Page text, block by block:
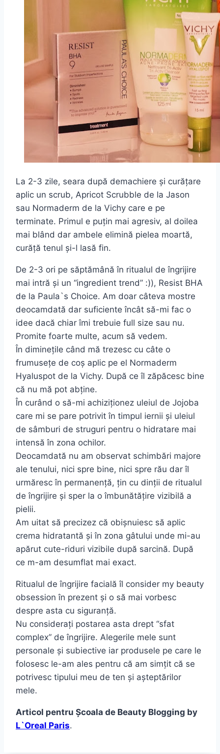
La 2-3 zile, seara după demachiere și curățare
aplic un scrub, Apricot Scrubble de la Jason
sau Normaderm de la Vichy care e pe
terminate. Primul e puțin mai agresiv, al doilea
mai blând dar ambele elimină pielea moartă,
curăță tenul și-l lasă fin.
De 2-3 ori pe săptămână în ritualul de îngrijire
mai intră și un “ingredient trend” :)), Resist BHA
de la Paula`s Choice. Am doar câteva mostre
deocamdată dar suficiente încât să-mi fac o
idee dacă chiar îmi trebuie full size sau nu.
Promite foarte multe, acum să vedem.
În diminețile când mă trezesc cu câte o
frumusețe de coș aplic pe el Normaderm
Hyaluspot de la Vichy. După ce îl zăpăcesc bine
că nu mă pot abține.
În curând o să-mi achiziționez uleiul de Jojoba
care mi se pare potrivit în timpul iernii și uleiul
de sâmburi de struguri pentru o hidratare mai
intensă în zona ochilor.
Deocamdată nu am observat schimbări majore
ale tenului, nici spre bine, nici spre rău dar îl
urmăresc în permanență, țin cu dinții de ritualul
de îngrijire și sper la o îmbunătățire vizibilă a
pielii.
Am uitat să precizez că obișnuiesc să aplic
crema hidratantă și în zona gâtului unde mi-au
apărut cute-riduri vizibile după sarcină. După
ce m-am desumflat mai exact.
Ritualul de îngrijire facială îl consider my beauty
obsession în prezent și o să mai vorbesc
despre asta cu siguranță.
Nu considerați postarea asta drept “sfat
complex” de îngrijire. Alegerile mele sunt
personale și subiective iar produsele pe care le
folosesc le-am ales pentru că am simțit că se
potrivesc tipului meu de ten și așteptărilor
mele.
Articol pentru Școala de Beauty Blogging by
L`Oreal Paris.